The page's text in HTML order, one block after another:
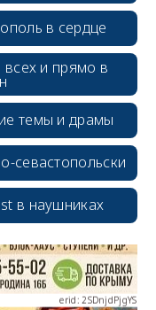
в сердце
и прямо в
темы и драмы
севастопольски
в наушниках
erid: 2SDnjcrDNw6
erid: 2SDnjdPjgYS